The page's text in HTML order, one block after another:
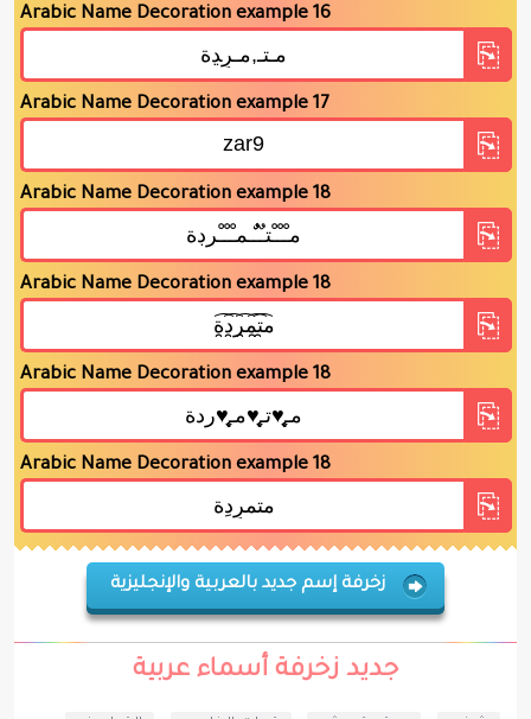
Arabic Name Decoration example 16
Arabic Name Decoration example 17
Arabic Name Decoration example 18
Arabic Name Decoration example 18
Arabic Name Decoration example 18
Arabic Name Decoration example 18
زخرفة إسم جديد بالعربية والإنجليزية
جديد زخرفة أسماء عربية